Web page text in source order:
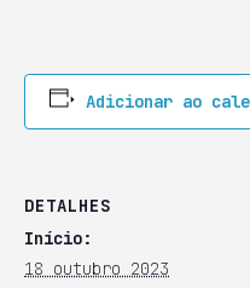
Adicionar ao
DETALHES
Início:
18 outubro 2023